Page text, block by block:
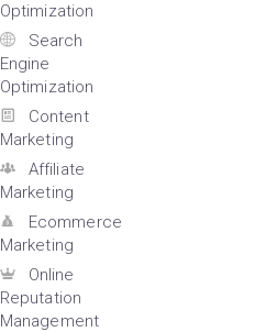
Optimization
Search
Engine
Optimization
Content
Marketing
Affiliate
Marketing
Ecommerce
Marketing
Online
Reputation
Management